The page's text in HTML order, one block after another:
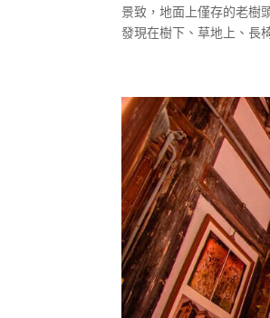
景致，地面上僅存的老樹
發現在樹下、草地上、長